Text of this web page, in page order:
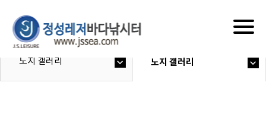
노지 갤러리 노지 갤러리